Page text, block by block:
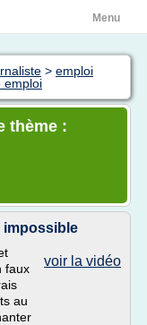
Menu
> emploi
emploi
thème :
impossible
voir la vidéo
faux
au